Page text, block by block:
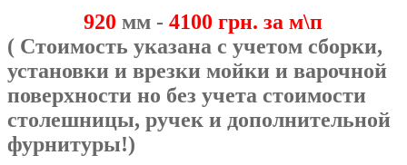
920 мм - 4100 грн. за м\п
( Стоимость указана с учетом сборки,
установки и врезки мойки и варочной
поверхности но без учета стоимости
столешницы, ручек и дополнительной
фурнитуры!)